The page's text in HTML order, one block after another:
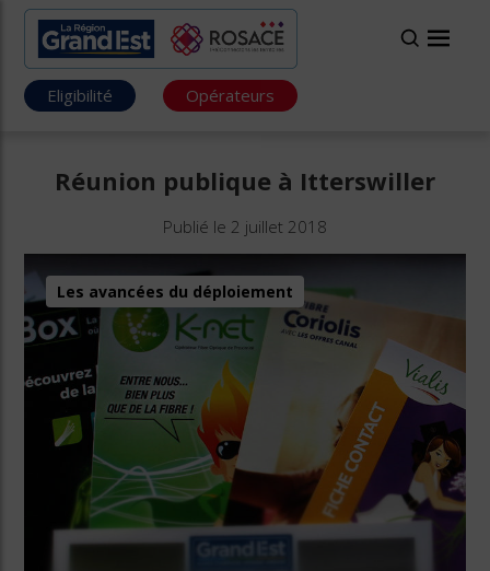
Eligibilité Opérateurs
Réunion publique à Itterswiller
Publié le 2 juillet 2018
Les avancées du déploiement